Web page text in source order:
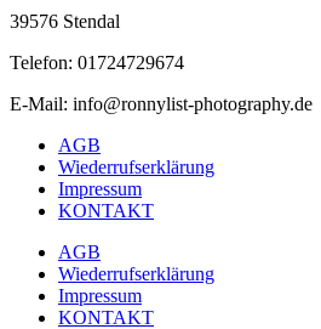
39576 Stendal
Telefon: 01724729674
E-Mail: info@ronnylist-photography.de
AGB
Wiederrufserklärung
Impressum
KONTAKT
AGB
Wiederrufserklärung
Impressum
KONTAKT